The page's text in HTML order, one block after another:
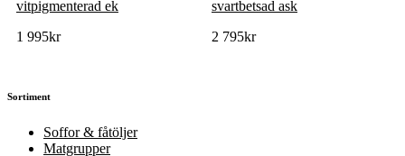
vitpigmenterad ek
1 995kr
svartbetsad ask
2 795kr
Sortiment
Soffor & fåtöljer
Matgrupper